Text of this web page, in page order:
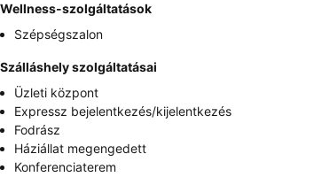
Wellness-szolgáltatások
Szépségszalon
Szálláshely szolgáltatásai
Üzleti központ
Expressz bejelentkezés/kijelentkezés
Fodrász
Háziállat megengedett
Konferenciaterem